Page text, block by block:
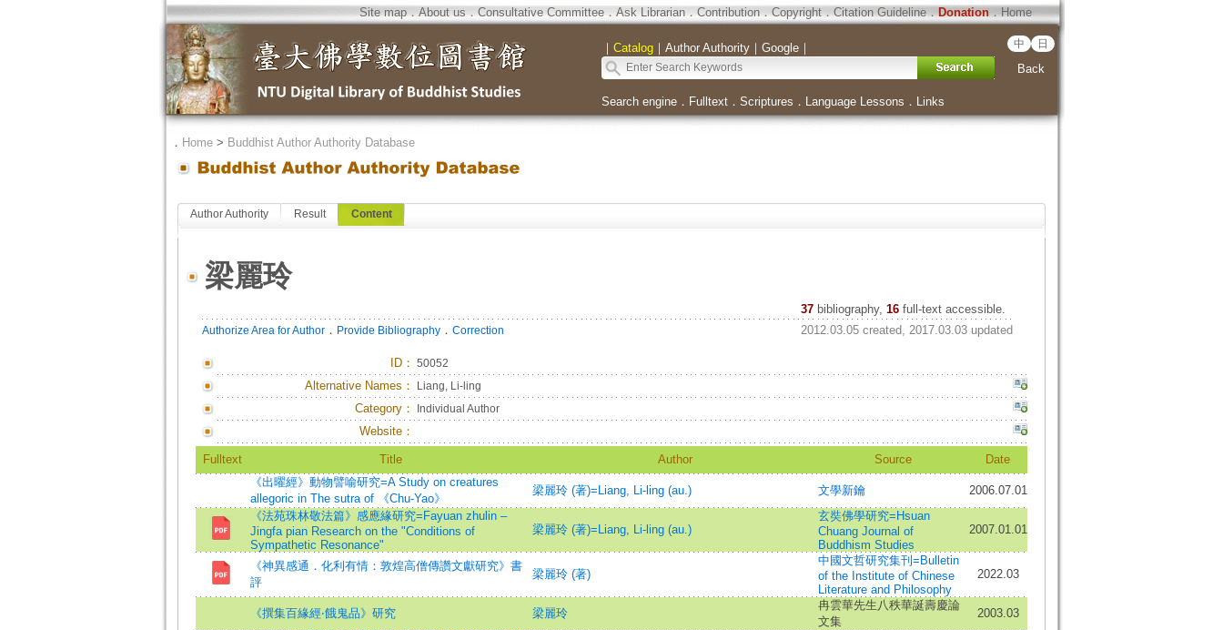
Site map．About us．Consultative Committee．Ask Librarian．Contribution．Copyright．Citation Guideline．Donation．Home
｜ Catalog｜ Author Authority｜ Google｜ 中 日
Back
Search engine． Fulltext． Scriptures ． Language Lessons ． Links
． Home> Buddhist Author Authority Database
Author Authority Result Content
梁麗玲
37 bibliography, 16full-text accessible.
Authorize Area for Author． Provide Bibliography． Correction 2012.03.05 created, 2017.03.03 updated
ID： 50052
Alternative Names： Liang, Li-ling
Category： Individual Author
Website：
Fulltext Title Author Source
Date
《出曜經》動物譬喻研究=A Study on creatures
allegoric in The sutra of 《Chu-Yao》
梁麗玲 (著)=Liang, Li-ling (au.) 文學新鑰
2006.07.01
《法苑珠林敬法篇》感應緣研究=Fayuan zhulin –
Jingfa pian Research on the "Conditions of
Sympathetic Resonance"
梁麗玲 (著)=Liang, Li-ling (au.)
玄奘佛學研究=Hsuan
Chuang Journal of
Buddhism Studies
2007.01.01
《神異感通．化利有情：敦煌高僧傳讚文獻研究》書
評
梁麗玲 (著)
中國文哲研究集刊=Bulletin
of the Institute of Chinese
Literature and Philosophy
2022.03
《撰集百緣經‧餓鬼品》研究 梁麗玲
冉雲華先生八秩華誕壽慶論
文集
2003.03